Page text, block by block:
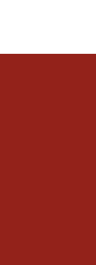
als mit der Familie,
Wünschen in
die Verbindung mit
Hösel